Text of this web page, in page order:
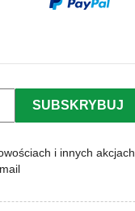
i innych akcjach